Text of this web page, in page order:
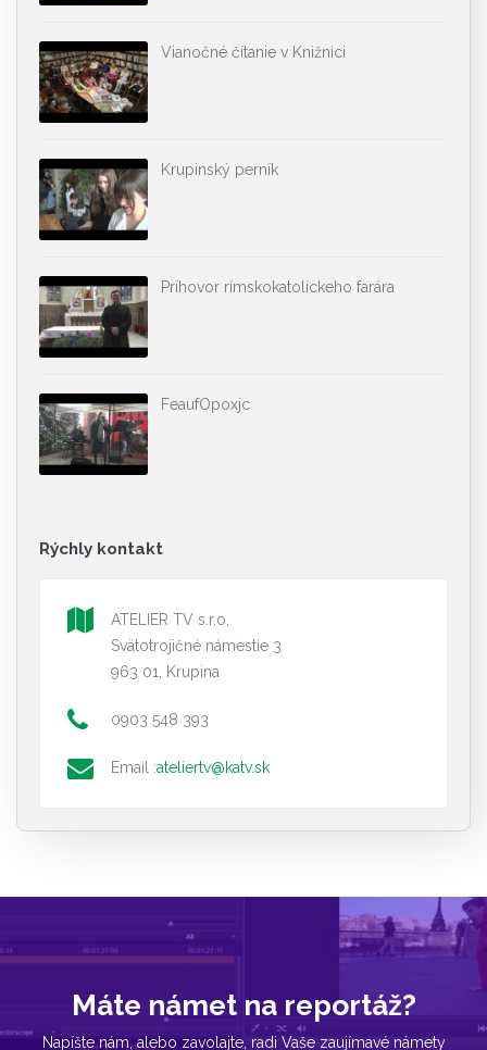
Vianočné čítanie v Knižnici
Krupinský perník
Príhovor rímskokatolíckeho farára
FeaufOpoxjc
Rýchly kontakt
ATELIER TV s.r.o,
Svätotrojičné námestie 3
963 01, Krupina
0903 548 393
Email :ateliertv@katv.sk
Máte námet na reportáž?
Napíšte nám, alebo zavolajte, radi Vaše zaujímavé námety